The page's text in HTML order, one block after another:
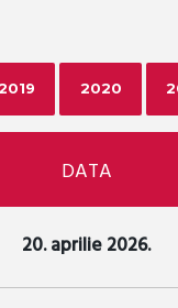
2020
DATA
20. aprilie 2026.